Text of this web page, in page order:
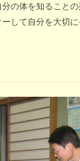
の体を知ること
して自分を大切に